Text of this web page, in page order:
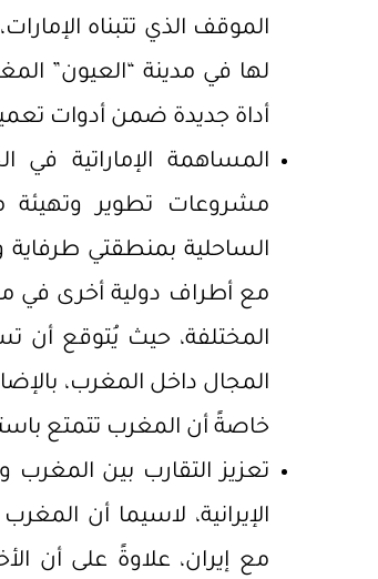
الموقف الذي تتبناه
لها في مدينة “العيون”
أداة جديدة ضمن أدوات
المساهمة الإماراتية في
مشروعات تطوير وتهيئة
الساحلية بمنطقتي طرفاية
مع أطراف دولية أخرى في
المختلفة، حيث يُتوقع أن
المجال داخل المغرب،
خاصةً أن المغرب تتمتع
تعزيز التقارب بين المغرب
الإيرانية، لاسيما أن
مع إيران، علاوةً على أن